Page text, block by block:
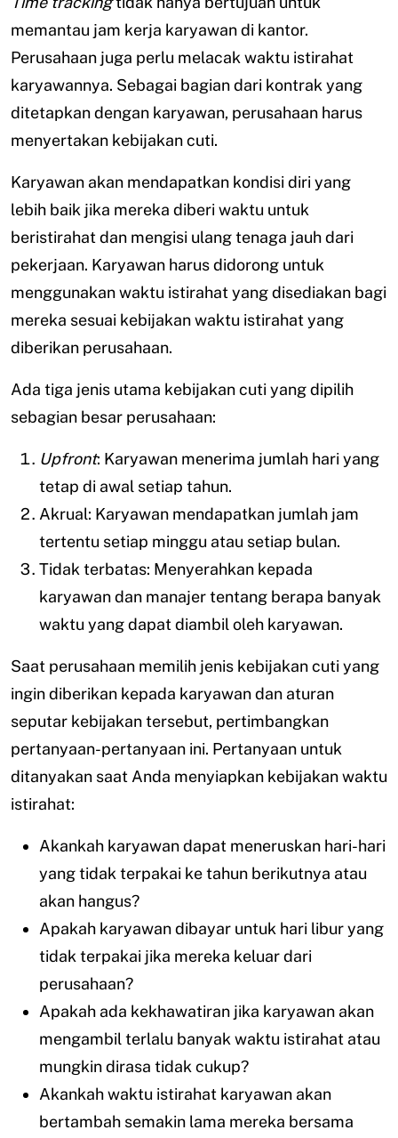
memantau jam kerja karyawan di kantor.
Perusahaan juga perlu melacak waktu istirahat
karyawannya. Sebagai bagian dari kontrak yang
ditetapkan dengan karyawan, perusahaan harus
menyertakan kebijakan cuti.
Karyawan akan mendapatkan kondisi diri yang
lebih baik jika mereka diberi waktu untuk
beristirahat dan mengisi ulang tenaga jauh dari
pekerjaan. Karyawan harus didorong untuk
menggunakan waktu istirahat yang disediakan bagi
mereka sesuai kebijakan waktu istirahat yang
diberikan perusahaan.
Ada tiga jenis utama kebijakan cuti yang dipilih
sebagian besar perusahaan:
Upfront: Karyawan menerima jumlah hari yang
tetap di awal setiap tahun.
Akrual: Karyawan mendapatkan jumlah jam
tertentu setiap minggu atau setiap bulan.
Tidak terbatas: Menyerahkan kepada
karyawan dan manajer tentang berapa banyak
waktu yang dapat diambil oleh karyawan.
Saat perusahaan memilih jenis kebijakan cuti yang
ingin diberikan kepada karyawan dan aturan
seputar kebijakan tersebut, pertimbangkan
pertanyaan-pertanyaan ini. Pertanyaan untuk
ditanyakan saat Anda menyiapkan kebijakan waktu
istirahat:
Akankah karyawan dapat meneruskan hari-hari
yang tidak terpakai ke tahun berikutnya atau
akan hangus?
Apakah karyawan dibayar untuk hari libur yang
tidak terpakai jika mereka keluar dari
perusahaan?
Apakah ada kekhawatiran jika karyawan akan
mengambil terlalu banyak waktu istirahat atau
mungkin dirasa tidak cukup?
Akankah waktu istirahat karyawan akan
bertambah semakin lama mereka bersama